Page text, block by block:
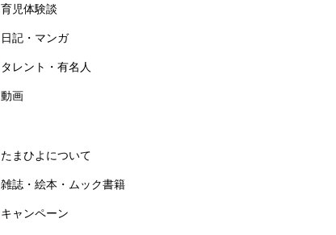
育児体験談
日記・マンガ
タレント・有名人
動画
たまひよについて
雑誌・絵本・ムック書籍
キャンペーン